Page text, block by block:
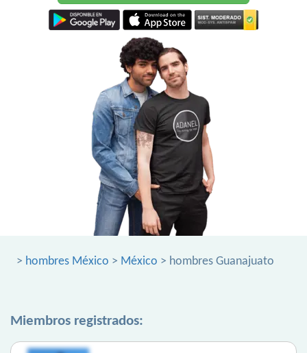
> hombres México > México > hombres Guanajuato
Miembros registrados: